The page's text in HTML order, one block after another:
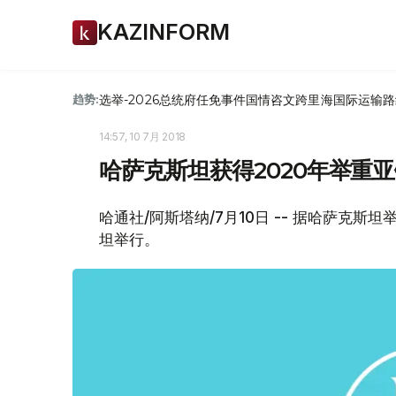
KAZINFORM
趋势:选举-2026总统府任免事件国情咨文跨里海国际运输
14:57, 10 7月 2018
哈萨克斯坦获得2020年举重
哈通社/阿斯塔纳/7月10日 -- 据哈萨克斯坦
坦举行。